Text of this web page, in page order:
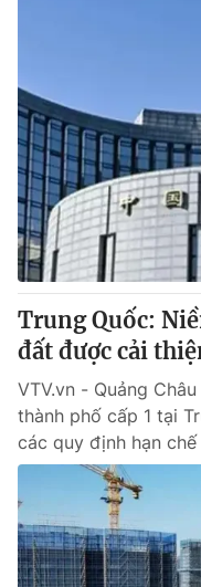
Trung Quốc:
đất được cải
VTV.vn - Quảng
thành phố cấp 1 tại
các quy định hạn chế